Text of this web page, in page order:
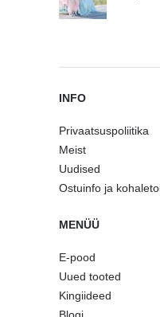
INFO
Privaatsuspoliitika
Meist
Uudised
Ostuinfo ja
MENÜÜ
E-pood
Uued tooted
Kingiideed